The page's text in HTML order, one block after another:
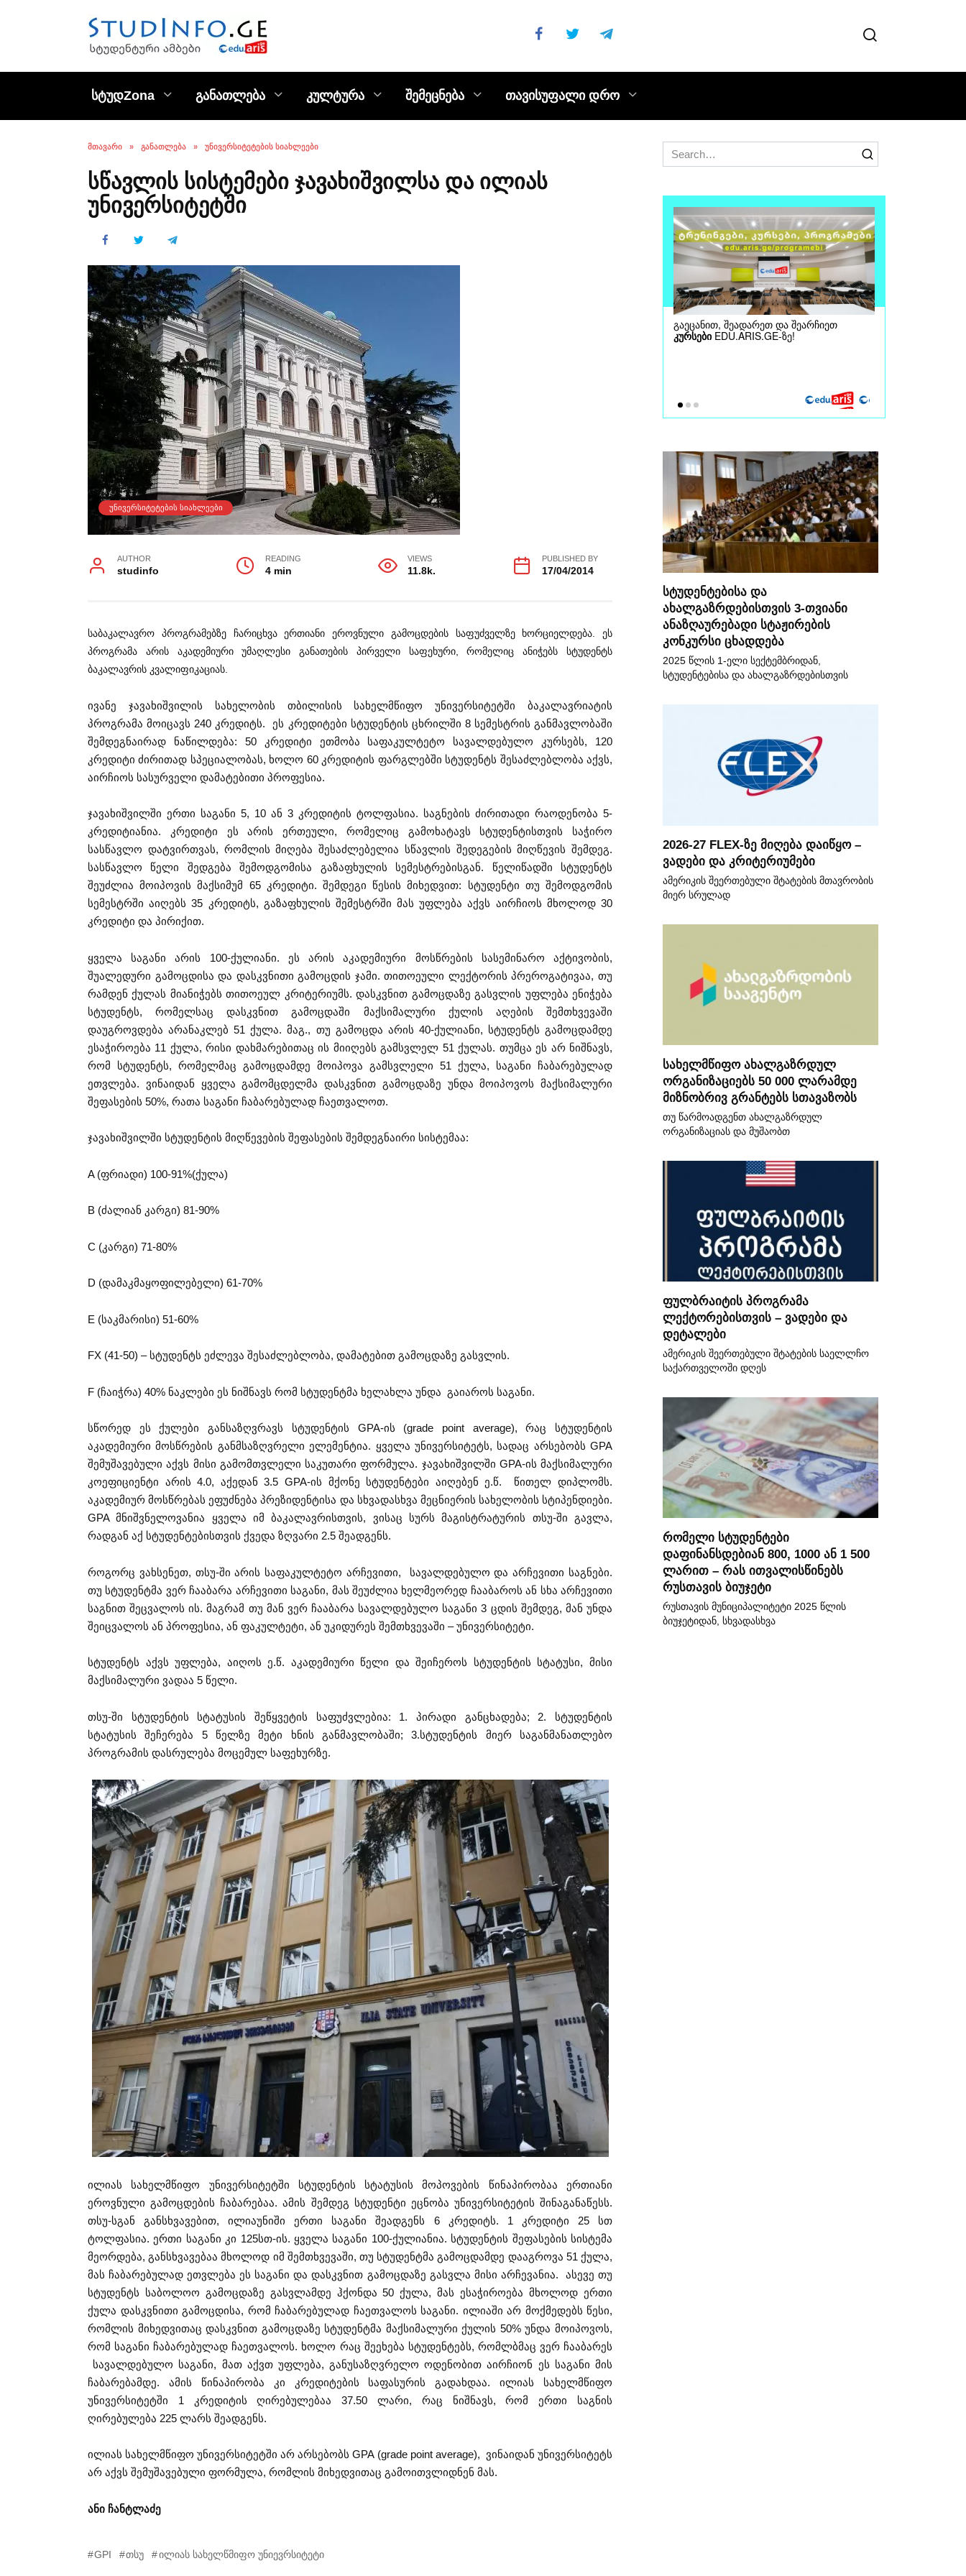
სტუდZona განათლება კულტურა შემეცნება თავისუფალი დრო
ᲛᲗᲐᲕᲐᲠᲘ » ᲒᲐᲜᲐᲗᲚᲔᲑᲐ » ᲣᲜᲘᲕᲔᲠᲡᲘᲢᲔᲢᲔᲑᲘᲡ ᲡᲘᲐᲮᲚᲔᲔᲑᲘ
სწავლის სისტემები ჯავახიშვილსა და ილიას
უნივერსიტეტში
ᲣᲜᲘᲕᲔᲠᲡᲘᲢᲔᲢᲔᲑᲘᲡ ᲡᲘᲐᲮᲚᲔᲔᲑᲘ
AUTHOR
studinfo
READING
4 min
VIEWS
11.8k.
PUBLISHED BY
17/04/2014
საბაკალავრო პროგრამებზე ჩარიცხვა ერთიანი ეროვნული გამოცდების საფუძველზე ხორციელდება. ეს
პროგრამა არის აკადემიური უმაღლესი განათების პირველი საფეხური, რომელიც ანიჭებს სტუდენტს
ბაკალავრის კვალიფიკაციას.
ივანე ჯავახიშვილის სახელობის თბილისის სახელმწიფო უნივერსიტეტში ბაკალავრიატის
პროგრამა მოიცავს 240 კრედიტს. ეს კრედიტები სტუდენტის ცხრილში 8 სემესტრის განმავლობაში
შემდეგნაირად ნაწილდება: 50 კრედიტი ეთმობა საფაკულტეტო სავალდებულო კურსებს, 120
კრედიტი ძირითად სპეციალობას, ხოლო 60 კრედიტის ფარგლებში სტუდენტს შესაძლებლობა აქვს,
აირჩიოს სასურველი დამატებითი პროფესია.
ჯავახიშვილში ერთი საგანი 5, 10 ან 3 კრედიტის ტოლფასია. საგნების ძირითადი რაოდენობა 5-
კრედიტიანია. კრედიტი ეს არის ერთეული, რომელიც გამოხატავს სტუდენტისთვის საჭირო
სასწავლო დატვირთვას, რომლის მიღება შესაძლებელია სწავლის შედეგების მიღწევის შემდეგ.
სასწავლო წელი შედგება შემოდგომისა გაზაფხულის სემესტრებისგან. წელიწადში სტუდენტს
შეუძლია მოიპოვის მაქსიმუმ 65 კრედიტი. შემდეგი წესის მიხედვით: სტუდენტი თუ შემოდგომის
სემესტრში აიღებს 35 კრედიტს, გაზაფხულის შემესტრში მას უფლება აქვს აირჩიოს მხოლოდ 30
კრედიტი და პირიქით.
ყველა საგანი არის 100-ქულიანი. ეს არის აკადემიური მოსწრების სასემინარო აქტივობის,
შუალედური გამოცდისა და დასკვნითი გამოცდის ჯამი. თითოეული ლექტორის პრეროგატივაა, თუ
რამდენ ქულას მიანიჭებს თითოეულ კრიტერიუმს. დასკვნით გამოცდაზე გასვლის უფლება ენიჭება
სტუდენტს, რომელსაც დასკვნით გამოცდაში მაქსიმალური ქულის აღების შემთხვევაში
დაუგროვდება არანაკლებ 51 ქულა. მაგ., თუ გამოცდა არის 40-ქულიანი, სტუდენტს გამოცდამდე
ესაჭიროება 11 ქულა, რისი დახმარებითაც ის მიიღებს გამსვლელ 51 ქულას. თუმცა ეს არ ნიშნავს,
რომ სტუდენტს, რომელმაც გამოცდამდე მოიპოვა გამსვლელი 51 ქულა, საგანი ჩაბარებულად
ეთვლება. ვინაიდან ყველა გამომცდელმა დასკვნით გამოცდაზე უნდა მოიპოვოს მაქსიმალური
შეფასების 50%, რათა საგანი ჩაბარებულად ჩაეთვალოთ.
ჯავახიშვილში სტუდენტის მიღწევების შეფასების შემდეგნაირი სისტემაა:
A (ფრიადი) 100-91%(ქულა)
B (ძალიან კარგი) 81-90%
C (კარგი) 71-80%
D (დამაკმაყოფილებელი) 61-70%
E (საკმარისი) 51-60%
FX (41-50) – სტუდენტს ეძლევა შესაძლებლობა, დამატებით გამოცდაზე გასვლის.
F (ჩაიჭრა) 40% ნაკლები ეს ნიშნავს რომ სტუდენტმა ხელახლა უნდა გაიაროს საგანი.
სწორედ ეს ქულები განსაზღვრავს სტუდენტის GPA-ის (grade point average), რაც სტუდენტის
აკადემიური მოსწრების განმსაზღვრელი ელემენტია. ყველა უნივერსიტეტს, სადაც არსებობს GPA
შემუშავებული აქვს მისი გამომთვლელი საკუთარი ფორმულა. ჯავახიშვილში GPA-ის მაქსიმალური
კოეფიციენტი არის 4.0, აქედან 3.5 GPA-ის მქონე სტუდენტები აიღებენ ე.წ. წითელ დიპლომს.
აკადემიურ მოსწრებას ეფუძნება პრეზიდენტისა და სხვადასხვა მეცნიერის სახელობის სტიპენდიები.
GPA მნიშვნელოვანია ყველა იმ ბაკალავრისთვის, ვისაც სურს მაგისტრატურის თსუ-ში გავლა,
რადგან აქ სტუდენტებისთვის ქვედა ზღვარი 2.5 შეადგენს.
როგორც ვახსენეთ, თსუ-ში არის საფაკულტეტო არჩევითი, სავალდებულო და არჩევითი საგნები.
თუ სტუდენტმა ვერ ჩააბარა არჩევითი საგანი, მას შეუძლია ხელმეორედ ჩააბაროს ან სხა არჩევითი
საგნით შეცვალოს ის. მაგრამ თუ მან ვერ ჩააბარა სავალდებულო საგანი 3 ცდის შემდეგ, მან უნდა
შეიცვალოს ან პროფესია, ან ფაკულტეტი, ან უკიდურეს შემთხვევაში – უნივერსიტეტი.
სტუდენტს აქვს უფლება, აიღოს ე.წ. აკადემიური წელი და შეიჩეროს სტუდენტის სტატუსი, მისი
მაქსიმალური ვადაა 5 წელი.
თსუ-ში სტუდენტის სტატუსის შეწყვეტის საფუძვლებია: 1. პირადი განცხადება; 2. სტუდენტის
სტატუსის შეჩერება 5 წელზე მეტი ხნის განმავლობაში; 3.სტუდენტის მიერ საგანმანათლებო
პროგრამის დასრულება მოცემულ საფეხურზე.
ილიას სახელმწიფო უნივერსიტეტში სტუდენტის სტატუსის მოპოვების წინაპირობაა ერთიანი
ეროვნული გამოცდების ჩაბარებაა. ამის შემდეგ სტუდენტი ეცნობა უნივერსიტეტის შინაგანაწესს.
თსუ-სგან განსხვავებით, ილიაუნიში ერთი საგანი შეადგენს 6 კრედიტს. 1 კრედიტი 25 სთ
ტოლფასია. ერთი საგანი კი 125სთ-ის. ყველა საგანი 100-ქულიანია. სტუდენტის შეფასების სისტემა
მეორდება, განსხვავებაა მხოლოდ იმ შემთხვევაში, თუ სტუდენტმა გამოცდამდე დააგროვა 51 ქულა,
მას ჩაბარებულად ეთვლება ეს საგანი და დასკვნით გამოცდაზე გასვლა მისი არჩევანია. ასევე თუ
სტუდენტს საბოლოო გამოცდაზე გასვლამდე ჰქონდა 50 ქულა, მას ესაჭიროება მხოლოდ ერთი
ქულა დასკვნითი გამოცდისა, რომ ჩაბარებულად ჩაეთვალოს საგანი. ილიაში არ მოქმედებს წესი,
რომლის მიხედვითაც დასკვნით გამოცდაზე სტუდენტმა მაქსიმალური ქულის 50% უნდა მოიპოვოს,
რომ საგანი ჩაბარებულად ჩაეთვალოს. ხოლო რაც შეეხება სტუდენტებს, რომლბმაც ვერ ჩააბარეს
სავალდებულო საგანი, მათ აქვთ უფლება, განუსაზღვრელო ოდენობით აირჩიონ ეს საგანი მის
ჩაბარებამდე. ამის წინაპირობა კი კრედიტების საფასურის გადახდაა. ილიას სახელმწიფო
უნივერსიტეტში 1 კრედიტის ღირებულებაა 37.50 ლარი, რაც ნიშნავს, რომ ერთი საგნის
ღირებულება 225 ლარს შეადგენს.
ილიას სახელმწიფო უნივერსიტეტში არ არსებობს GPA (grade point average), ვინაიდან უნივერსიტეტს
არ აქვს შემუშავებული ფორმულა, რომლის მიხედვითაც გამოითვლიდნენ მას.
ანი ჩანტლაძე
GPI თსუ ილიას სახელწმიფო უნიევრსიტეტი
Search
for:
სტუდენტებისა და
ახალგაზრდებისთვის 3-თვიანი
ანაზღაურებადი სტაჟირების
კონკურსი ცხადდება
2025 წლის 1-ელი სექტემბრიდან,
სტუდენტებისა და ახალგაზრდებისთვის
2026-27 FLEX-ზე მიღება დაიწყო –
ვადები და კრიტერიუმები
ამერიკის შეერთებული შტატების მთავრობის
მიერ სრულად
სახელმწიფო ახალგაზრდულ
ორგანიზაციებს 50 000 ლარამდე
მიზნობრივ გრანტებს სთავაზობს
თუ წარმოადგენთ ახალგაზრდულ
ორგანიზაციას და მუშაობთ
ფულბრაიტის პროგრამა
ლექტორებისთვის – ვადები და
დეტალები
ამერიკის შეერთებული შტატების საელლჩო
საქართველოში დღეს
რომელი სტუდენტები
დაფინანსდებიან 800, 1000 ან 1 500
ლარით – რას ითვალისწინებს
რუსთავის ბიუჯეტი
რუსთავის მუნიციპალიტეტი 2025 წლის
ბიუჯეტიდან, სხვადასხვა